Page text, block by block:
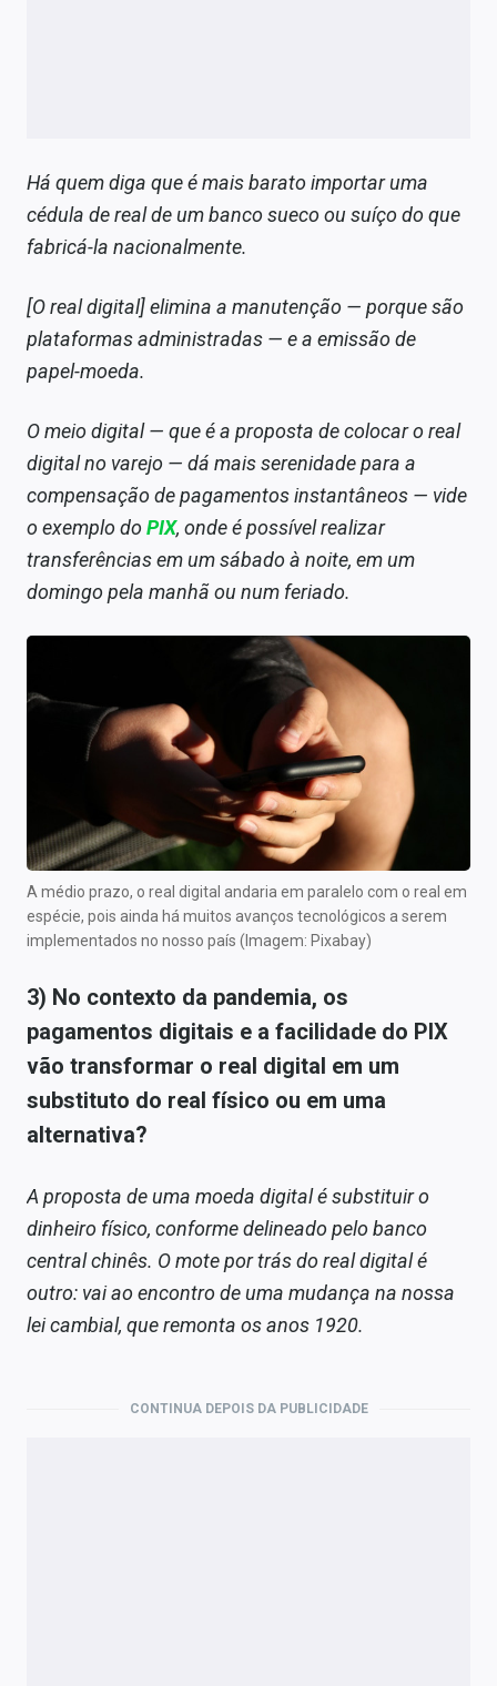
Há quem diga que é mais barato importar uma
cédula de real de um banco sueco ou suíço do que
fabricá-la nacionalmente.
[O real digital] elimina a manutenção — porque são
plataformas administradas — e a emissão de
papel-moeda.
O meio digital — que é a proposta de colocar o real
digital no varejo — dá mais serenidade para a
compensação de pagamentos instantâneos — vide
o exemplo doPIX, onde é possível realizar
transferências em um sábado à noite, em um
domingo pela manhã ou num feriado.
A médio prazo, o real digital andaria em paralelo com o real em
espécie, pois ainda há muitos avanços tecnológicos a serem
implementados no nosso país (Imagem: Pixabay)
3) No contexto da pandemia, os
pagamentos digitais e a facilidade do PIX
vão transformar o real digital em um
substituto do real físico ou em uma
alternativa?
A proposta de uma moeda digital é substituir o
dinheiro físico, conforme delineado pelo banco
central chinês. O mote por trás do real digital é
outro: vai ao encontro de uma mudança na nossa
lei cambial, que remonta os anos 1920.
CONTINUA DEPOIS DA PUBLICIDADE